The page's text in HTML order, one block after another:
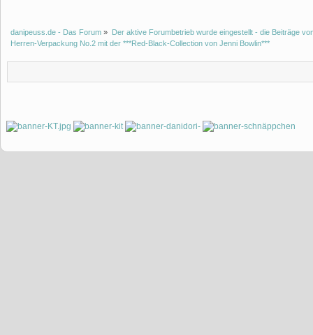
danipeuss.de - Das Forum » Der aktive Forumbetrieb wurde eingestellt - die Beiträge
Herren-Verpackung No.2 mit der ***Red-Black-Collection von Jenni Bowlin***